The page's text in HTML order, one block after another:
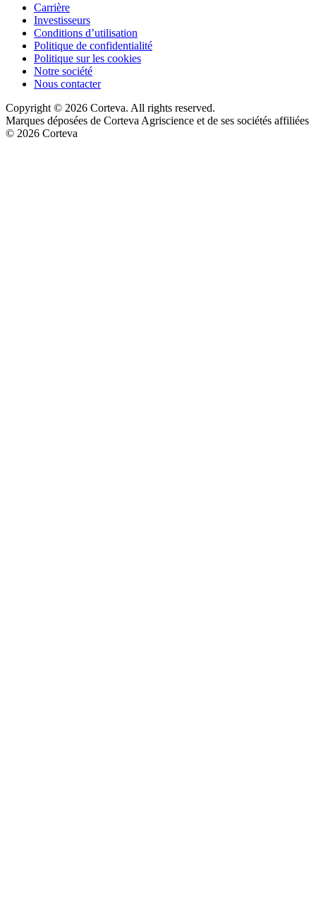
Carrière
Investisseurs
Conditions d’utilisation
Politique de confidentialité
Politique sur les cookies
Notre société
Nous contacter
Copyright © 2026 Corteva. All rights reserved.
Marques déposées de Corteva Agriscience et de ses sociétés affiliées
© 2026 Corteva